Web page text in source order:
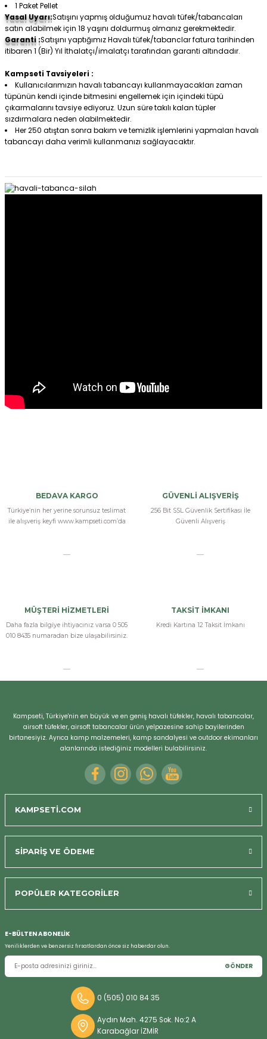
1 Paket Pellet
Yasal Uyarı:Satışını yapmış olduğumuz havalı tüfek/tabancaları
satın alabilmek için 18 yaşını doldurmuş olmanız gerekmektedir.
Garanti :Satışını yaptığımız Havalı tüfek/tabanclar fatura tarihinden
itibaren 1 (Bir) Yıl İthalatçı/imalatçı tarafından garanti altındadır.
Kampseti Tavsiyeleri :
Kullanıcılarımızın havalı tabancayı kullanmayacakları zaman
tüpünün kendi içinde bitmesini engellemek için içindeki tüpü
çıkarmalarını tavsiye ediyoruz. Uzun süre takılı kalan tüpler
sızdırmalara neden olabilmektedir.
Her 250 atıştan sonra bakım ve temizlik işlemlerini yapmaları havalı
tabancayı daha verimli kullanmanızı sağlayacaktır.
BEDAVA KARGO
Türkiye’nin her yerine sorunsuz teslimat
ile alışveriş keyfi www.kampseti.com’da
GÜVENLİ ALIŞVERİŞ
256 Bit SSL Güvenlik Sertifikası İle
Güvenli Alışveriş
MÜŞTERİ HİZMETLERİ
Daha fazla bilgiye ihtiyacınız varsa 0 505
010 8435 numaradan bize ulaşabilirsiniz.
TAKSİT İMKANI
Kredi Kartına 12 Taksit İmkanı
Kampseti, Türkiye'nin en büyük ve en geniş havalı tüfekler, havalı tabancalar,
airsoft tüfekler, airsoft tabancalar ürün yelpazesine sahip bayilerinden
birtanesiyiz. Ayrıca kamp malzemeleri, kamp sandalyesi ve outdoor ekimanları
alanlarında istediğiniz modelleri bulabilirsiniz.
KAMPSETİ.COM
SİPARİŞ VE ÖDEME
POPÜLER KATEGORİLER
E-BÜLTEN ABONELİK
Yeniliklerden ve benzersiz fırsatlardan önce siz haberdar olun.
GÖNDER
0 (505) 010 84 35
Aydın Mah. 4275 Sok. No:2 A
Karabağlar İZMİR